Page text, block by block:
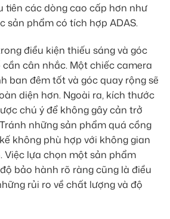
tiên các dòng cao cấp hơn như
sản phẩm có tích hợp ADAS.
điều kiện thiếu sáng và góc
cân nhắc. Một chiếc camera
ban đêm tốt và góc quay rộng sẽ
diện hơn. Ngoài ra, kích thước
chú ý để không gây cản trở
những sản phẩm quá cồng
không phù hợp với không gian
Việc lựa chọn một sản phẩm
bảo hành rõ ràng cũng là điều
rủi ro về chất lượng và độ